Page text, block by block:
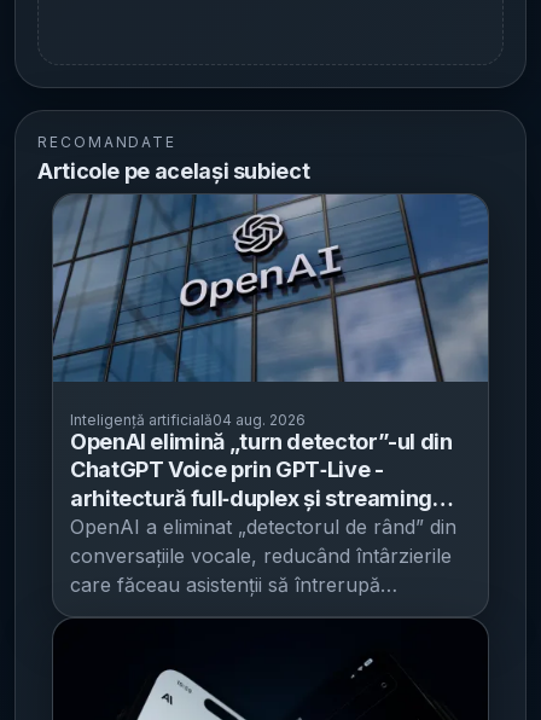
RECOMANDATE
Articole pe același subiect
Inteligență artificială04 aug. 2026
OpenAI elimină „turn detector”-ul din
ChatGPT Voice prin GPT‑Live -
arhitectură full‑duplex și streaming
pentru latență mai mică la scară
OpenAI a eliminat „detectorul de rând” din
conversațiile vocale, reducând întârzierile
care făceau asistenții să întrerupă
utilizatorii sau să răspundă prea târziu ,
full‑duplex care poate asculta și vorbi
simultan, potrivit OpenAI . Miza